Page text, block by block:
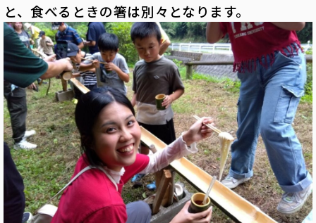
と、食べるときの箸は別々となります。